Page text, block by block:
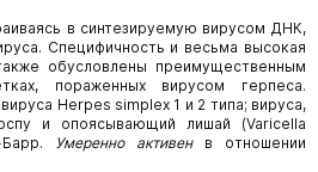
в синтезируемую вирусом ДНК,
Специфичность и весьма высокая
обусловлены преимущественным
пораженных вирусом герпеса.
Herpes simplex 1 и 2 типа; вируса,
и опоясывающий лишай (Varicella
Умеренно активенв отношении